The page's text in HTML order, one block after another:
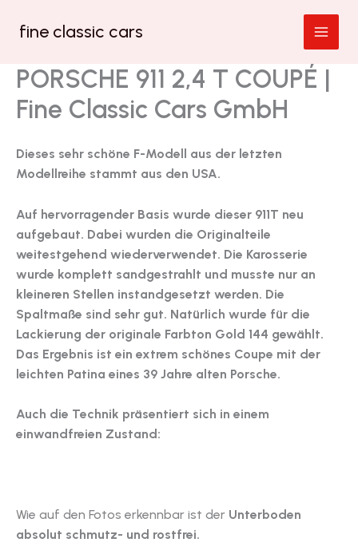
Inhaltfine classic cars
PORSCHE 911 2,4 T COUPÉ |
Fine Classic Cars GmbH
Dieses sehr schöne F-Modell aus der letzten
Modellreihe stammt aus den USA.
Auf hervorragender Basis wurde dieser 911T neu
aufgebaut. Dabei wurden die Originalteile
weitestgehend wiederverwendet. Die Karosserie
wurde komplett sandgestrahlt und musste nur an
kleineren Stellen instandgesetzt werden. Die
Spaltmaße sind sehr gut. Natürlich wurde für die
Lackierung der originale Farbton Gold 144 gewählt.
Das Ergebnis ist ein extrem schönes Coupe mit der
leichten Patina eines 39 Jahre alten Porsche.
Auch die Technik präsentiert sich in einem
einwandfreien Zustand:
Wie auf den Fotos erkennbar ist der Unterboden
absolut schmutz- und rostfrei.